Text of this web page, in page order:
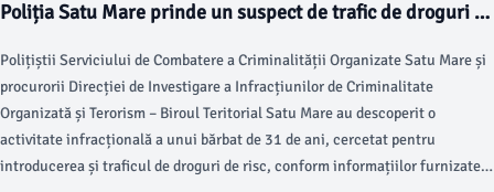
Poliția Satu Mare prinde un suspect de trafic de droguri cu
Polițiștii Serviciului de Combatere a Criminalității Organizate Satu Mare și
procurorii Direcției de Investigare a Infracțiunilor de Criminalitate
Organizată și Terorism – Biroul Teritorial Satu Mare au descoperit o
activitate infracțională a unui bărbat de 31 de ani, cercetat pentru
introducerea și traficul de droguri de risc, conform informațiilor furnizate